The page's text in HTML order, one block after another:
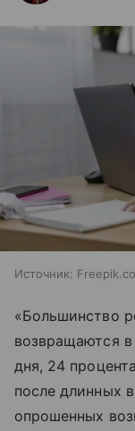
Источник:
«Большинство
возвращаются
дня, 24
после длинных
опрошенных